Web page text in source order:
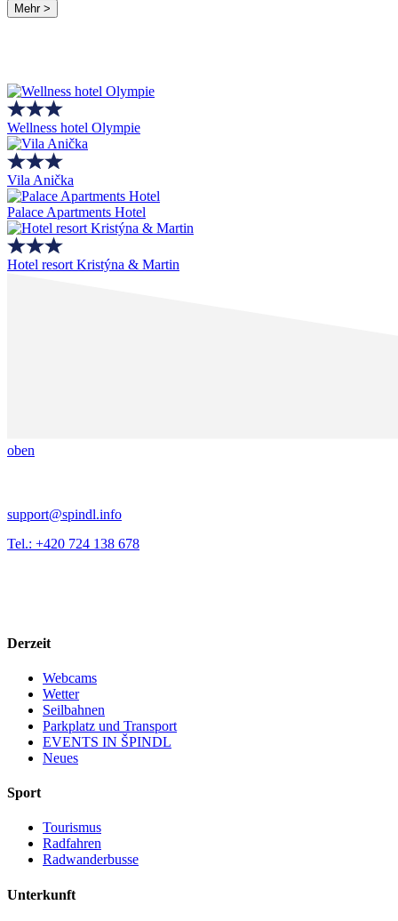
Mehr >
Wellness hotel Olympie
Vila Anička
Palace Apartments Hotel
Hotel resort Kristýna & Martin
oben
support@spindl.info
Tel.: +420 724 138 678
Derzeit
Webcams
Wetter
Seilbahnen
Parkplatz und Transport
EVENTS IN ŠPINDL
Neues
Sport
Tourismus
Radfahren
Radwanderbusse
Unterkunft